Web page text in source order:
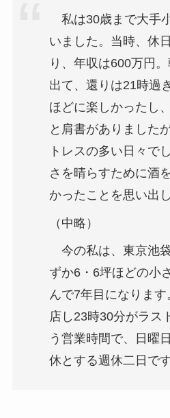
私は30歳まで大手
いました。当時、休
り、年収は600万円
出て、還りは21時過
ほどに楽しかったし
と肩書がありました
トレスの多い日々で
さを晴らすために酒
かったことを思い出し
（中略）
今の私は、東京池
ずか6・6坪ほどの小
んで7年目になりま
店し23時30分がラス
う営業時間で、日曜
休とする週休二日です